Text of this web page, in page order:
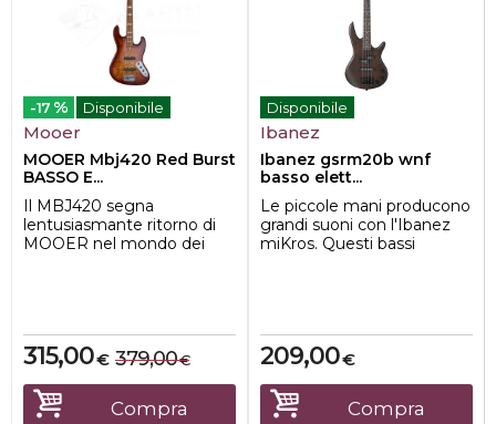
-17 % Disponibile
Mooer
MOOER Mbj420 Red Burst
BASSO E...
Il MBJ420 segna
lentusiasmante ritorno di
MOOER nel mondo dei
€
315,00 €
379,00
Compra
Disponibile
Ibanez
Ibanez gsrm20b wnf
basso elett...
Le piccole mani producono
grandi suoni con l'Ibanez
miKros. Questi bassi
€
209,00
Compra